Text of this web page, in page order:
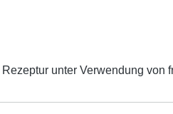
unter Verwendung